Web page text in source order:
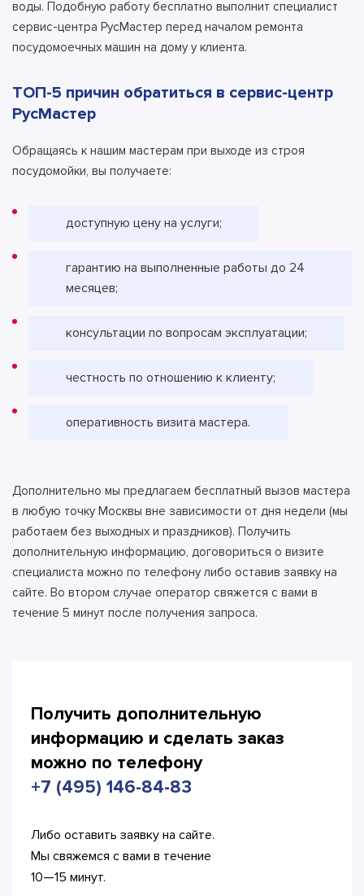
воды. Подобную работу бесплатно выполнит специалист
сервис-центра РусМастер перед началом ремонта
посудомоечных машин на дому у клиента.
ТОП-5 причин обратиться в сервис-центр
РусМастер
Обращаясь к нашим мастерам при выходе из строя
посудомойки, вы получаете:
доступную цену на услуги;
гарантию на выполненные работы до 24
месяцев;
консультации по вопросам эксплуатации;
честность по отношению к клиенту;
оперативность визита мастера.
Дополнительно мы предлагаем бесплатный вызов мастера
в любую точку Москвы вне зависимости от дня недели (мы
работаем без выходных и праздников). Получить
дополнительную информацию, договориться о визите
специалиста можно по телефону либо оставив заявку на
сайте. Во втором случае оператор свяжется с вами в
течение 5 минут после получения запроса.
Получить дополнительную
информацию и сделать заказ
можно по телефону
+7 (495) 146-84-83
Либо оставить заявку на сайте.
Мы свяжемся с вами в течение
10—15 минут.